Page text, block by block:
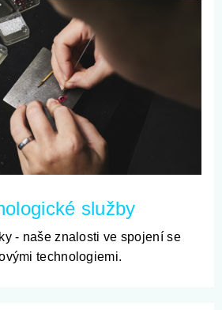
služby
- naše znalosti ve spojení se
technologiemi.